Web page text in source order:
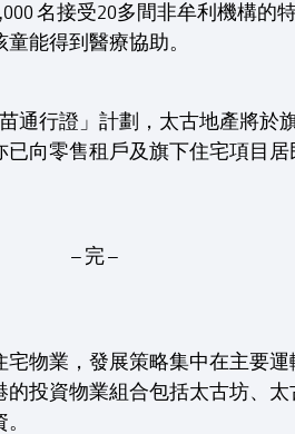
名接受20多間非牟利機構的
能得到醫療協助。
通行證」計劃，太古地產將於
向零售租戶及旗下住宅項目
– 完 –
物業，發展策略集中在主要
投資物業組合包括太古坊、